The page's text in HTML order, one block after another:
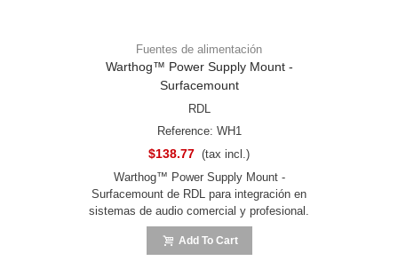
Fuentes de alimentación
Warthog™ Power Supply Mount -
Surfacemount
RDL
Reference: WH1
$138.77 (tax incl.)
Warthog™ Power Supply Mount -
Surfacemount de RDL para integración en
sistemas de audio comercial y profesional.
Add To Cart